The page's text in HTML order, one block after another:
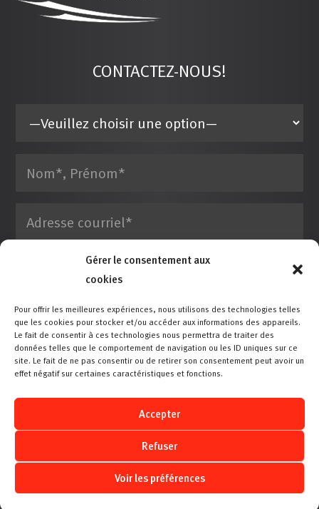
Gérer le consentement aux
cookies
Pour offrir les meilleures expériences, nous utilisons des technologies telles
que les cookies pour stocker et/ou accéder aux informations des appareils.
Le fait de consentir à ces technologies nous permettra de traiter des
données telles que le comportement de navigation ou les ID uniques sur ce
site. Le fait de ne pas consentir ou de retirer son consentement peut avoir un
effet négatif sur certaines caractéristiques et fonctions.
Accepter
Refuser
Voir les préférences
CONTACTEZ-NOUS!
© 2026. Vachon école de conduite supérieure et Ste-Marie